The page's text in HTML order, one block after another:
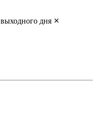
выходного дня